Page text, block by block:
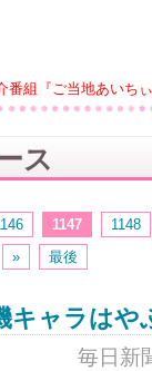
番組『ご当地あいち
ス
1147
1148
» 最後
キャラはや
毎日新